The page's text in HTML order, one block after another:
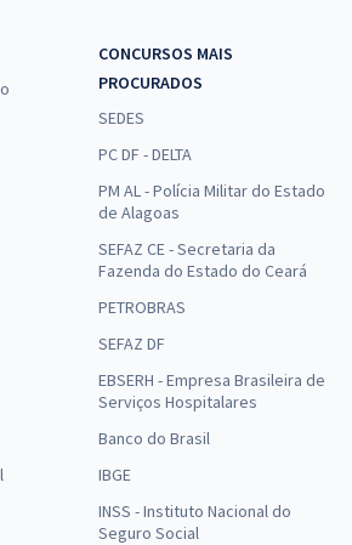
CONCURSOS MAIS
PROCURADOS
SEDES
PC DF - DELTA
PM AL - Polícia Militar do Estado
de Alagoas
SEFAZ CE - Secretaria da
Fazenda do Estado do Ceará
PETROBRAS
SEFAZ DF
EBSERH - Empresa Brasileira de
Serviços Hospitalares
Banco do Brasil
IBGE
INSS - Instituto Nacional do
Seguro Social